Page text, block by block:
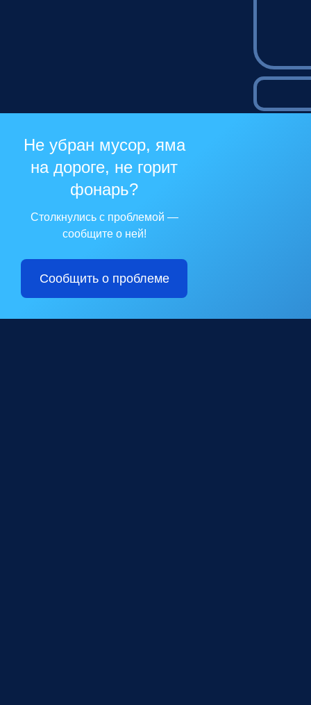
Не убран мусор, яма
на дороге, не горит
фонарь?
Столкнулись с проблемой —
сообщите о ней!
Сообщить о проблеме